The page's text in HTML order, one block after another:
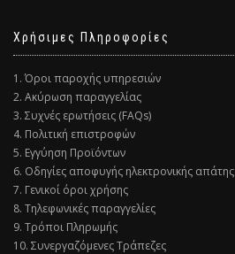
Χρήσιμες Πληροφορίες
1. Όροι παροχής υπηρεσιών
2. Ακύρωση παραγγελίας
3. Συχνές ερωτήσεις (FAQs)
4. Πολιτική επιστροφών
5. Εγγύηση Προϊόντων
6. Οδηγίες αποφυγής ηλεκτρονικής απάτης
7. Γενικοί όροι χρήσης
8. Τηλεφωνικές παραγγελίες
9. Τρόποι Πληρωμής
10. Συνεργαζόμενες Τράπεζες